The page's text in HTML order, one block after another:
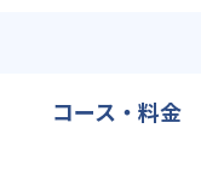
コース・料金